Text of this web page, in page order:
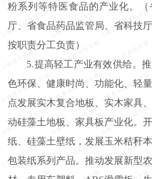
粉系列等特医食品的产业化。
厅、省食品药品监管局、省科技
按职责分工负责）
5.提高轻工产业有效供给。
色环保、健康时尚、功能化、轻
点发展实木复合地板、实木家具
动硅藻土地板、家具板产业化。
纸、硅藻土壁纸，发展玉米秸秆
包装纸系列产品。推动发展新型